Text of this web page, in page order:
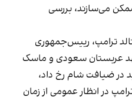
می‌سازند، بررسی
ترامپ، رییس‌جمهوری
عربستان سعودی و ماسک
در ضیافت شام رخ داد،
در انظار عمومی از زمان